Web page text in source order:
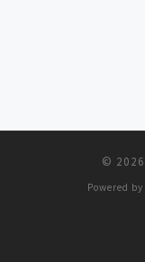
© 2026
Powered by